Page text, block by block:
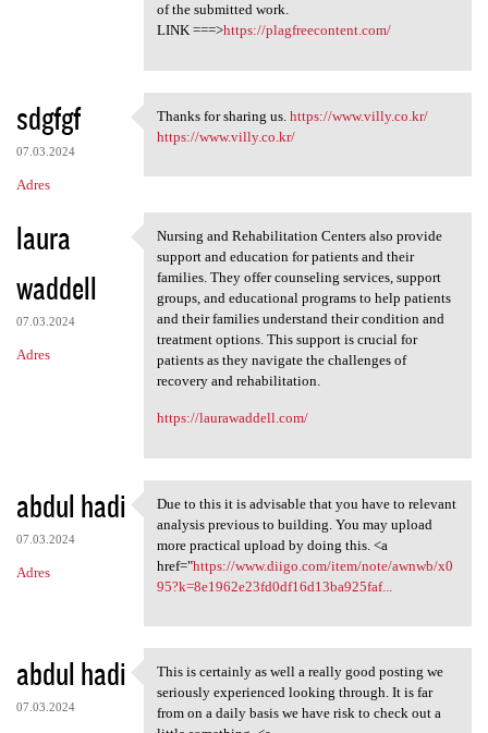
of the submitted work.
LINK ===>https://plagfreecontent.com/
sdgfgf
07.03.2024
Adres
Thanks for sharing us. https
Thanks for sharing us. https://www.villy.co.kr/
https://www.villy.co.kr/
laura
waddell
07.03.2024
Adres
Nursing and Rehabilitation
Nursing and Rehabilitation Centers also provide
support and education for patients and their
families. They offer counseling services, support
groups, and educational programs to help patients
and their families understand their condition and
treatment options. This support is crucial for
patients as they navigate the challenges of
recovery and rehabilitation.
https://laurawaddell.com/
abdul hadi
07.03.2024
Adres
Due to this it is advisable
Due to this it is advisable that you have to relevant
analysis previous to building. You may upload
more practical upload by doing this. <a
href="https://www.diigo.com/item/note/awnwb/x0
95?k=8e1962e23fd0df16d13ba925faf...
abdul hadi
07.03.2024
This is certainly as well a
This is certainly as well a really good posting we
seriously experienced looking through. It is far
from on a daily basis we have risk to check out a